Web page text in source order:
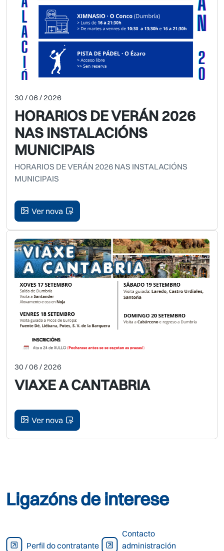
30 / 06 / 2026
HORARIOS DE VERÁN 2026
NAS INSTALACIÓNS
MUNICIPAIS
HORARIOS DE VERÁN 2026 NAS INSTALACIÓNS
MUNICIPAIS
Ver nova
30 / 06 / 2026
VIAXE A CANTABRIA
Ver nova
Ligazóns de interese
Perfil do contratante
Contacto
administración